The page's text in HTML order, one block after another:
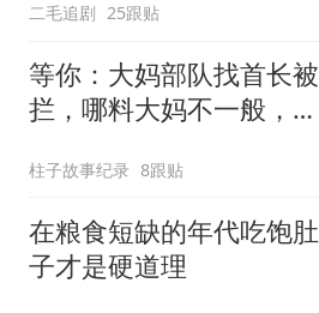
二毛追剧 25跟贴
等你：大妈部队找首长被
拦，哪料大妈不一般，首
柱子故事纪录 8跟贴
在粮食短缺的年代吃饱肚
子才是硬道理